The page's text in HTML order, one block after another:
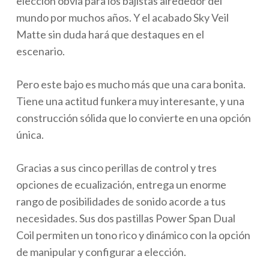
mundo por muchos años. Y el acabado Sky Veil
Matte sin duda hará que destaques en el
escenario.
Pero este bajo es mucho más que una cara bonita.
Tiene una actitud funkera muy interesante, y una
construcción sólida que lo convierte en una opción
única.
Gracias a sus cinco perillas de control y tres
opciones de ecualización, entrega un enorme
rango de posibilidades de sonido acorde a tus
necesidades. Sus dos pastillas Power Span Dual
Coil permiten un tono rico y dinámico con la opción
de manipular y configurar a elección.